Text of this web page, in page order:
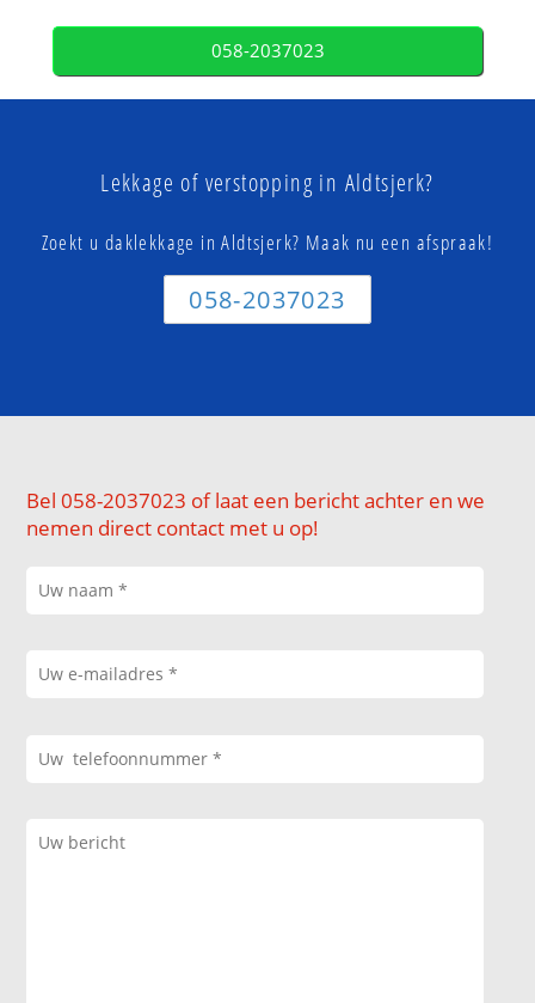
058-2037023
Lekkage of verstopping in Aldtsjerk?
Zoekt u daklekkage in Aldtsjerk? Maak nu een afspraak!
058-2037023
Bel 058-2037023 of laat een bericht achter en we
nemen direct contact met u op!